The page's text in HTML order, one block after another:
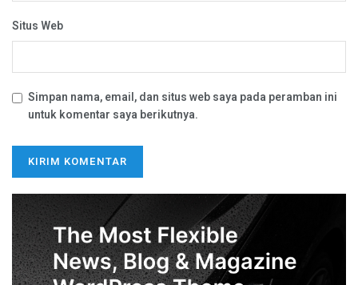
Situs Web
Simpan nama, email, dan situs web saya pada peramban ini
untuk komentar saya berikutnya.